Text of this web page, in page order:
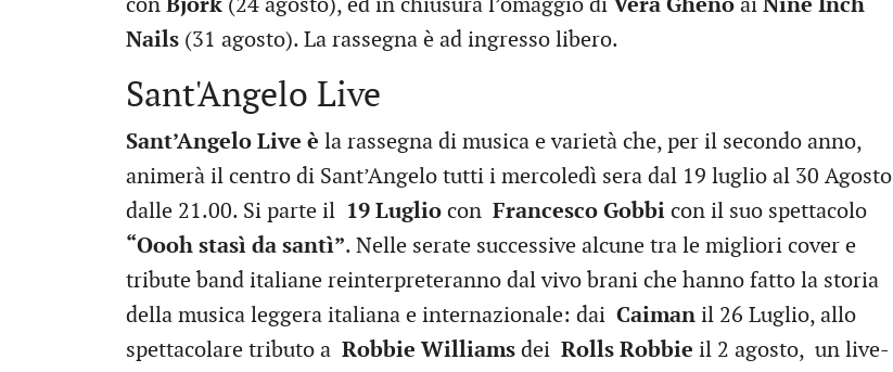
con Björk (24 agosto), ed in chiusura l’omaggio di Vera Gheno ai Nine Inch
Nails (31 agosto). La rassegna è ad ingresso libero.
Sant'Angelo Live
Sant’Angelo Live è la rassegna di musica e varietà che, per il secondo anno,
animerà il centro di Sant’Angelo tutti i mercoledì sera dal 19 luglio al 30 Agosto
dalle 21.00. Si parte il 19 Luglio con Francesco Gobbi con il suo spettacolo
“Oooh stasì da santì”. Nelle serate successive alcune tra le migliori cover e
tribute band italiane reinterpreteranno dal vivo brani che hanno fatto la storia
della musica leggera italiana e internazionale: dai Caiman il 26 Luglio, allo
spettacolare tributo a Robbie Williams dei Rolls Robbie il 2 agosto, un live-